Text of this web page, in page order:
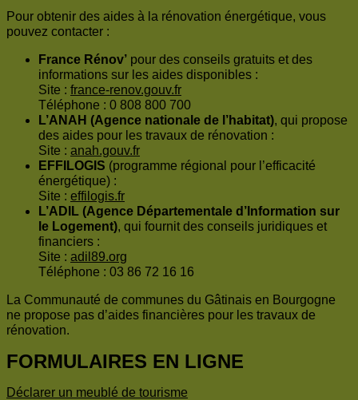
Pour obtenir des aides à la rénovation énergétique, vous
pouvez contacter :
France Rénov’ pour des conseils gratuits et des
informations sur les aides disponibles :
Site : france-renov.gouv.fr
Téléphone : 0 808 800 700
L’ANAH (Agence nationale de l’habitat), qui propose
des aides pour les travaux de rénovation :
Site : anah.gouv.fr
EFFILOGIS (programme régional pour l’efficacité
énergétique) :
Site : effilogis.fr
L’ADIL (Agence Départementale d’Information sur
le Logement), qui fournit des conseils juridiques et
financiers :
Site : adil89.org
Téléphone : 03 86 72 16 16
La Communauté de communes du Gâtinais en Bourgogne
ne propose pas d’aides financières pour les travaux de
rénovation.
FORMULAIRES EN LIGNE
Déclarer un meublé de tourisme